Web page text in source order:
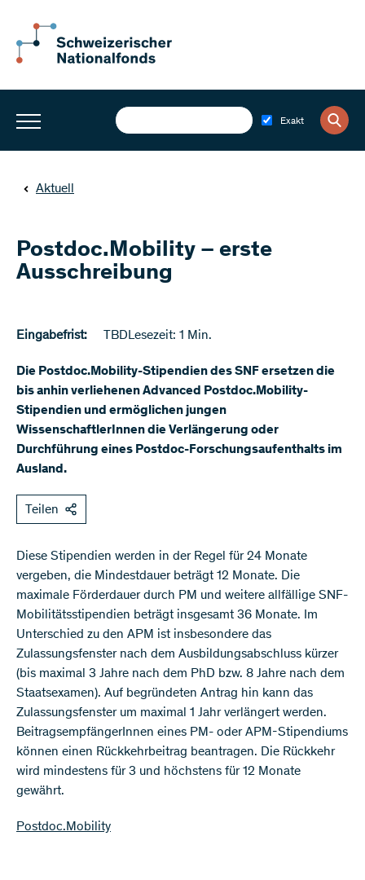
Exakt
Aktuell
Postdoc.Mobility – erste
Ausschreibung
Eingabefrist: TBDLesezeit: 1 Min.
Die Postdoc.Mobility-Stipendien des SNF ersetzen die
bis anhin verliehenen Advanced Postdoc.Mobility-
Stipendien und ermöglichen jungen
WissenschaftlerInnen die Verlängerung oder
Durchführung eines Postdoc-Forschungsaufenthalts im
Ausland.
Teilen
​Diese Stipendien werden in der Regel für 24 Monate
vergeben, die Mindestdauer beträgt 12 Monate. Die
maximale Förderdauer durch PM und weitere allfällige SNF-
Mobilitätsstipendien beträgt insgesamt 36 Monate. Im
Unterschied zu den APM ist insbesondere das
Zulassungsfenster nach dem Ausbildungsabschluss kürzer
(bis maximal 3 Jahre nach dem PhD bzw. 8 Jahre nach dem
Staatsexamen). Auf begründeten Antrag hin kann das
Zulassungsfenster um maximal 1 Jahr verlängert werden.
BeitragsempfängerInnen eines PM- oder APM-Stipendiums
können einen Rückkehrbeitrag beantragen. Die Rückkehr
wird mindestens für 3 und höchstens für 12 Monate
gewährt.
Postdoc.Mobility